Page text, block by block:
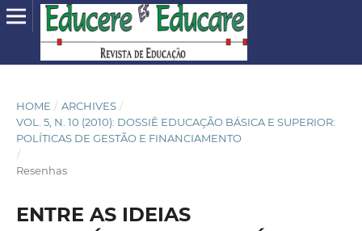
HOME / ARCHIVES /
VOL. 5, N. 10 (2010): DOSSIÊ EDUCAÇÃO BÁSICA E SUPERIOR:
POLÍTICAS DE GESTÃO E FINANCIAMENTO
/
Resenhas
ENTRE AS IDEIAS